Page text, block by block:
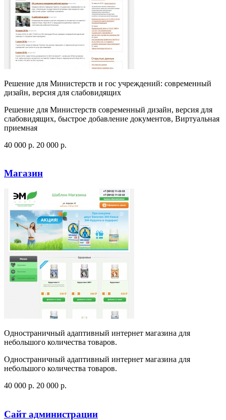
Решение для Министерств и гос учреждений: современный
дизайн, версия для слабовидящих
Решение для Министерств современный дизайн, версия для
слабовидящих, быстрое добавление документов, Виртуальная
приемная
40 000 p. 20 000 p.
Магазин
Одностраничный адаптивный интернет магазина для
небольшого количества товаров.
Одностраничный адаптивный интернет магазина для
небольшого количества товаров.
40 000 p. 20 000 p.
Сайт администрации